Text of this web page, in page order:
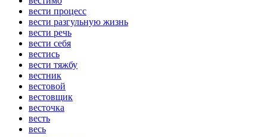
вести процесс
вести разгульную жизнь
вести речь
вести себя
вестись
вести тяжбу
вестник
вестовой
вестовщик
весточка
весть
весь